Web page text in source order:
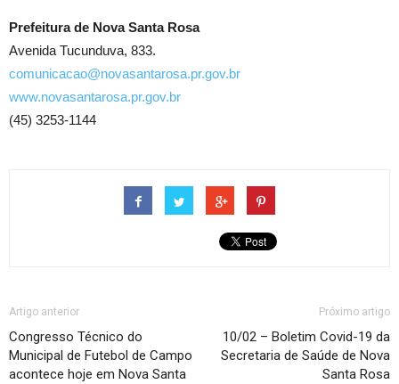
Prefeitura de Nova Santa Rosa
Avenida Tucunduva, 833.
comunicacao@novasantarosa.pr.gov.br
www.novasantarosa.pr.gov.br
(45) 3253-1144
Artigo anterior
Congresso Técnico do
Municipal de Futebol de Campo
acontece hoje em Nova Santa
Próximo artigo
10/02 – Boletim Covid-19 da
Secretaria de Saúde de Nova
Santa Rosa